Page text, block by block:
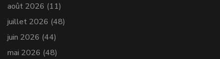
août 2026 (11)
juillet 2026 (48)
juin 2026 (44)
mai 2026 (48)